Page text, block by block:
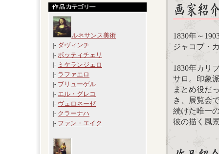
ルネサンス美術
|- ダヴィンチ
|- ボッティチェリ
|- ミケランジェロ
|- ラファエロ
|- ブリューゲル
|- エル・グレコ
|- ヴェロネーゼ
|- クラーナハ
|- ファン・エイク
1830年～
ジャコブ・
1830年カリ
サロ。印象
まとめ役だ
き、展覧会
続けた唯一
彼の描く風